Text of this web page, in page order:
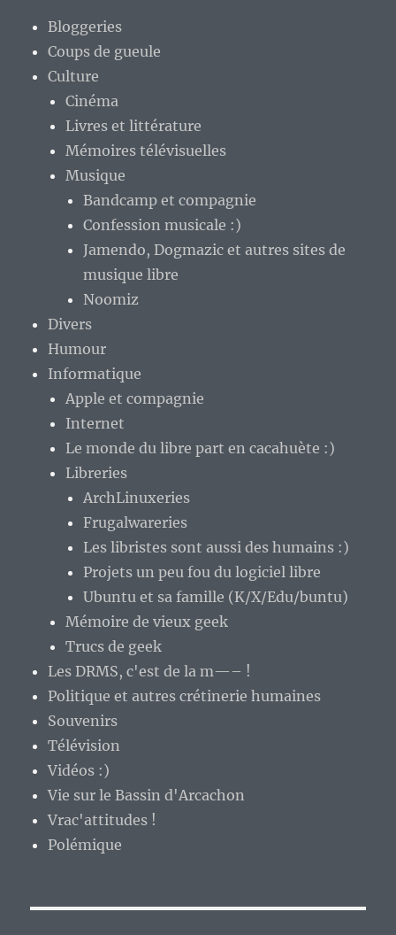
Bloggeries
Coups de gueule
Culture
Cinéma
Livres et littérature
Mémoires télévisuelles
Musique
Bandcamp et compagnie
Confession musicale :)
Jamendo, Dogmazic et autres sites de
musique libre
Noomiz
Divers
Humour
Informatique
Apple et compagnie
Internet
Le monde du libre part en cacahuète :)
Libreries
ArchLinuxeries
Frugalwareries
Les libristes sont aussi des humains :)
Projets un peu fou du logiciel libre
Ubuntu et sa famille (K/X/Edu/buntu)
Mémoire de vieux geek
Trucs de geek
Les DRMS, c'est de la m—– !
Politique et autres crétinerie humaines
Souvenirs
Télévision
Vidéos :)
Vie sur le Bassin d'Arcachon
Vrac'attitudes !
Polémique